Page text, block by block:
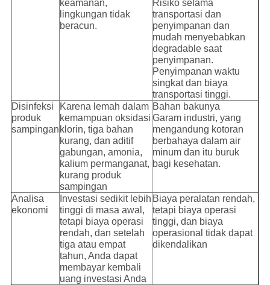
keamanan,
lingkungan tidak
beracun.
Risiko selama
transportasi dan
penyimpanan dan
mudah menyebabkan
degradable saat
penyimpanan.
Penyimpanan waktu
singkat dan biaya
transportasi tinggi.
Disinfeksi
produk
sampingan
Karena lemah dalam
kemampuan oksidasi
klorin, tiga bahan
kurang, dan aditif
gabungan, amonia,
kalium permanganat,
kurang produk
sampingan
Bahan bakunya
Garam industri, yang
mengandung kotoran
berbahaya dalam air
minum dan itu buruk
bagi kesehatan.
Analisa
ekonomi
Investasi sedikit lebih
tinggi di masa awal,
tetapi biaya operasi
rendah, dan setelah
tiga atau empat
tahun, Anda dapat
membayar kembali
uang investasi Anda
Biaya peralatan rendah,
tetapi biaya operasi
tinggi, dan biaya
operasional tidak dapat
dikendalikan